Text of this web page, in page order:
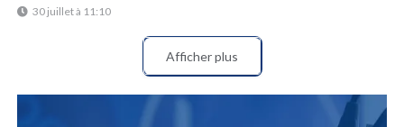
30 juillet à 11:10
Afficher plus